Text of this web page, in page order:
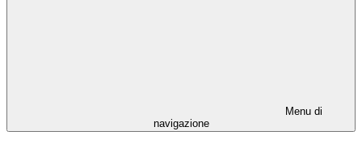
Menu di
navigazione